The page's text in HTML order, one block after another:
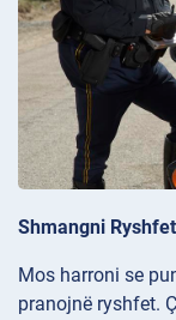
Shmangni
Mos harroni se
pranojnë ryshfet.